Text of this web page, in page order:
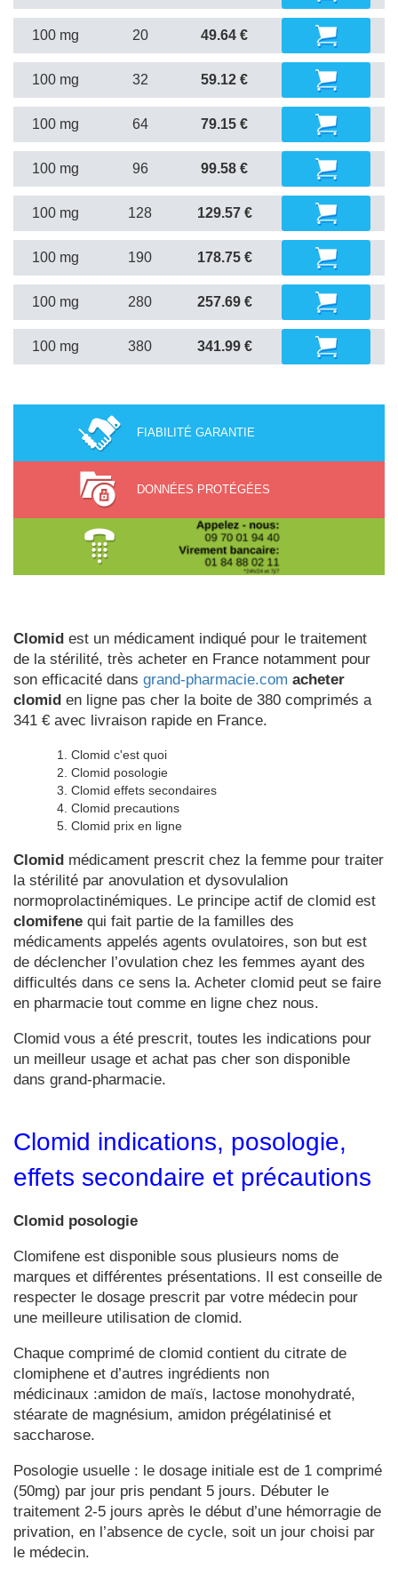
100 mg 20 49.64 €
100 mg 32 59.12 €
100 mg 64 79.15 €
100 mg 96 99.58 €
100 mg 128 129.57 €
100 mg 190 178.75 €
100 mg 280 257.69 €
100 mg 380 341.99 €
FIABILITÉ GARANTIE
DONNÉES PROTÉGÉES
Clomid est un médicament indiqué pour le traitement
de la stérilité, très acheter en France notamment pour
son efficacité dans grand-pharmacie.com acheter
clomid en ligne pas cher la boite de 380 comprimés a
341 € avec livraison rapide en France.
Clomid c'est quoi
Clomid posologie
Clomid effets secondaires
Clomid precautions
Clomid prix en ligne
Clomid médicament prescrit chez la femme pour traiter
la stérilité par anovulation et dysovulalion
normoprolactinémiques. Le principe actif de clomid est
clomifene qui fait partie de la familles des
médicaments appelés agents ovulatoires, son but est
de déclencher l’ovulation chez les femmes ayant des
difficultés dans ce sens la. Acheter clomid peut se faire
en pharmacie tout comme en ligne chez nous.
Clomid vous a été prescrit, toutes les indications pour
un meilleur usage et achat pas cher son disponible
dans grand-pharmacie.
Clomid indications, posologie,
effets secondaire et précautions
Clomid posologie
Clomifene est disponible sous plusieurs noms de
marques et différentes présentations. Il est conseille de
respecter le dosage prescrit par votre médecin pour
une meilleure utilisation de clomid.
Chaque comprimé de clomid contient du citrate de
clomiphene et d’autres ingrédients non
médicinaux :amidon de maïs, lactose monohydraté,
stéarate de magnésium, amidon prégélatinisé et
saccharose.
Posologie usuelle : le dosage initiale est de 1 comprimé
(50mg) par jour pris pendant 5 jours. Débuter le
traitement 2-5 jours après le début d’une hémorragie de
privation, en l’absence de cycle, soit un jour choisi par
le médecin.